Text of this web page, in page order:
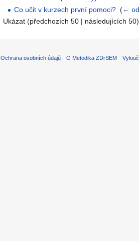
Co učit v kurzech první pomoci? ‎(←
Ukázat (předchozích 50 | následujících
Ochrana osobních údajů O Metodika ZDrSEM